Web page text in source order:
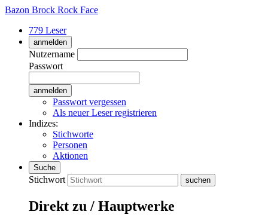
Bazon Brock Rock Face
779 Leser
anmelden
Nutzername
Passwort
Passwort vergessen
Als neuer Leser registrieren
Indizes:
Stichworte
Personen
Aktionen
Suche
Stichwort
Direkt zu / Hauptwerke